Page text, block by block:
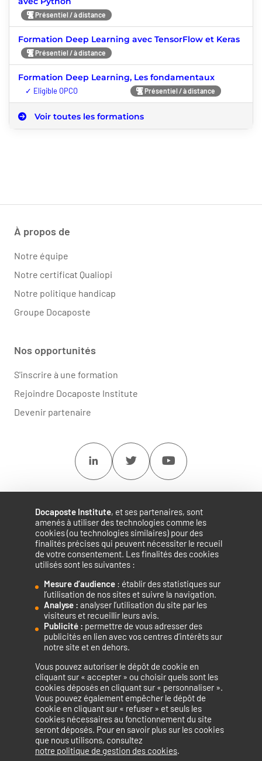
Docaposte Institute, et ses partenaires, sont
amenés à utiliser des technologies comme les
cookies (ou technologies similaires) pour des
finalités précises qui peuvent nécessiter le recueil
de votre consentement. Les finalités des cookies
utilisés sont les suivantes :
Mesure d’audience : établir des statistiques sur
l’utilisation de nos sites et suivre la navigation.
Analyse : analyser l’utilisation du site par les
visiteurs et recueillir leurs avis.
Publicité : permettre de vous adresser des
publicités en lien avec vos centres d’intérêts sur
notre site et en dehors.
Vous pouvez autoriser le dépôt de cookie en
cliquant sur « accepter » ou choisir quels sont les
cookies déposés en cliquant sur « personnaliser ».
Vous pouvez également empêcher le dépôt de
cookie en cliquant sur « refuser » et seuls les
cookies nécessaires au fonctionnement du site
seront déposés. Pour en savoir plus sur les cookies
que nous utilisons, consultez
notre politique de gestion des cookies.
Présentiel / à distance
Formation Deep Learning avec TensorFlow et Keras
Présentiel / à distance
Formation Deep Learning, Les fondamentaux
Présentiel / à distance
Voir toutes les formations
Accélérateur de compétences numériques.
La certification qualité a été délivrée au titre de la catégorie
d’action suivante : ACTIONS DE FORMATION
À propos de
Notre équipe
Notre certificat Qualiopi
Notre politique handicap
Groupe Docaposte
Nos opportunités
S'inscrire à une formation
Rejoindre Docaposte Institute
Devenir partenaire
Linkedin Twitter Youtube
Mentions légales
Politique de confidentialité
Politique de cookies
Accessibilité : non conforme